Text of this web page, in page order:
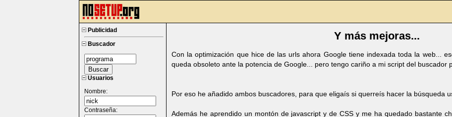
Publicidad
Buscador
Usuarios
Nombre:
Contraseña:
Y más mejoras...
Con la optimización que hice de las urls ahora Google tiene indexada toda la web...
queda obsoleto ante la potencia de Google... pero tengo cariño a mi script del buscador
Por eso he añadido ambos buscadores, para que eligaís si querreís hacer la búsqueda
Además he aprendido un montón de javascript y de CSS y me ha quedado bastante